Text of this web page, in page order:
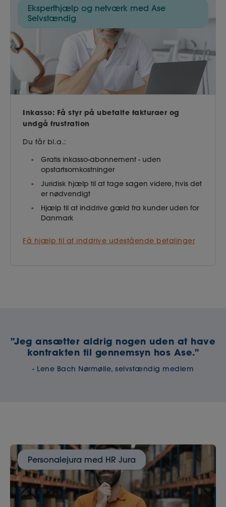
Eksperthjælp og netværk med Ase
Selvstændig
Inkasso: Få styr på ubetalte fakturaer og
undgå frustration
Du får bl.a.:
Gratis inkasso-abonnement - uden
opstartsomkostninger
Juridisk hjælp til at tage sagen videre, hvis det
er nødvendigt
Hjælp til at inddrive gæld fra kunder uden for
Danmark
Få hjælp til at inddrive udestående betalinger
"Jeg ansætter aldrig nogen uden at have
kontrakten til gennemsyn hos Ase."
- Lene Bach Nørmølle, selvstændig medlem
Personalejura med HR Jura